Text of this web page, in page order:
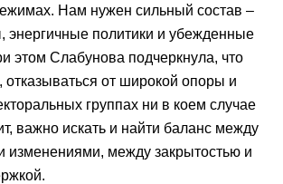
Нам нужен сильный состав –
энергичные политики и убежденные
этом Слабунова подчеркнула, что
отказываться от широкой опоры и
группах ни в коем случае
важно искать и найти баланс между
изменениями, между закрытостью и